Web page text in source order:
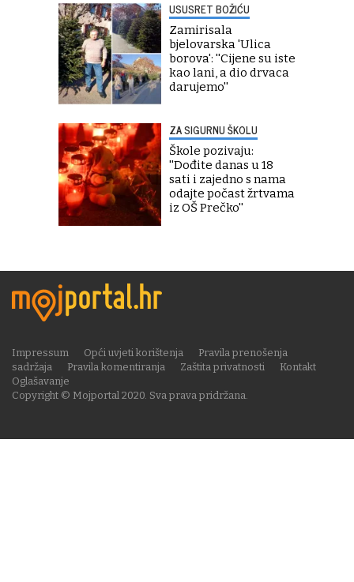
USUSRET BOŽIĆU
Zamirisala
bjelovarska 'Ulica
borova': ''Cijene su iste
kao lani, a dio drvaca
darujemo''
ZA SIGURNU ŠKOLU
Škole pozivaju:
''Dođite danas u 18
sati i zajedno s nama
odajte počast žrtvama
iz OŠ Prečko''
Copyright © Mojportal 2020. Sva prava pridržana.
Impressum Opći uvjeti korištenja
Pravila prenošenja
sadržaja
Pravila komentiranja Zaštita privatnosti
Kontakt
Oglašavanje